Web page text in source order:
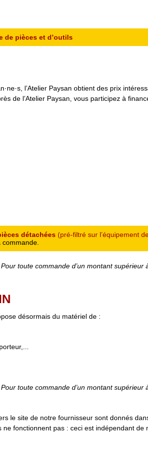
de pièces et d’outils
l’Atelier Paysan obtient des prix
de l’Atelier Paysan, vous participez à
détachées (pré-filtré sur l’équipement
commande.
toute commande d’un montant supérieur
désormais du matériel de :
toute commande d’un montant supérieur
le site de notre fournisseur sont donnés
fonctionnent pas : ceci est indépendant de